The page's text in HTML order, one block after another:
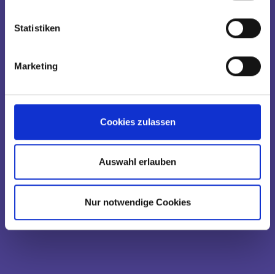
Statistiken
Marketing
Cookies zulassen
Auswahl erlauben
Nur notwendige Cookies